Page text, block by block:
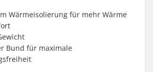
Wärmeisolierung für mehr Wärme
Bund für maximale